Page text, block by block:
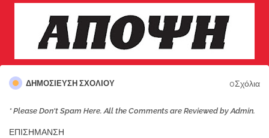
ΔΗΜΟΣΊΕΥΣΗ ΣΧΟΛΊΟΥ 0Σχόλια
* Please Don't Spam Here. All the Comments are Reviewed by Admin.
ΕΠΙΣΗΜΑΝΣΗ